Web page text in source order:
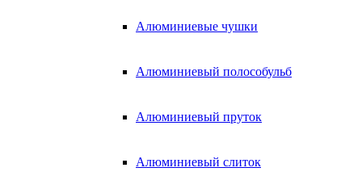
Алюминиевые чушки
Алюминиевый полособульб
Алюминиевый пруток
Алюминиевый слиток